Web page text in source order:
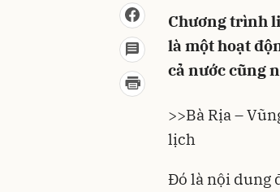
Chương trình
là một hoạt
cả nước cũng
>>Bà Rịa –
lịch
Đó là nội dung